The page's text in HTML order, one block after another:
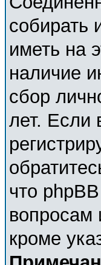
собирать
иметь на
наличие
сбор
лет. Если
что
вопросам
кроме